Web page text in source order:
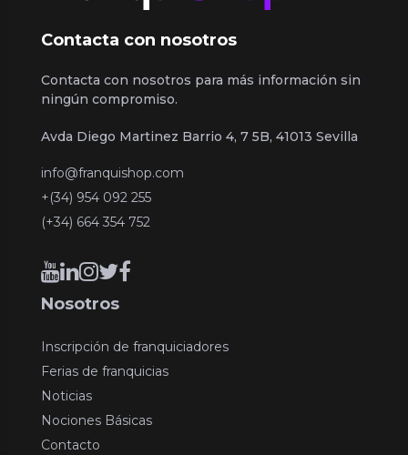
Contacta con nosotros
Contacta con nosotros para más información sin
ningún compromiso.
Avda Diego Martinez Barrio 4, 7 5B, 41013 Sevilla
info@franquishop.com
+(34) 954 092 255
(+34) 664 354 752
Nosotros
Inscripción de franquiciadores
Ferias de franquicias
Noticias
Nociones Básicas
Contacto